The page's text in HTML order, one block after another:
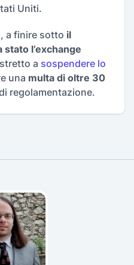
Uniti.
a finire sotto il
stato l’exchange
a sospendere lo
una multa di oltre 30
regolamentazione.